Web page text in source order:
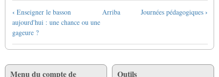
Enlaces
transversales
de
Book
para
Index
‹ Enseigner le basson
aujourd'hui : une chance ou une
gageure ?
Arriba Journées pédagogiques ›
Menu du compte de Outils